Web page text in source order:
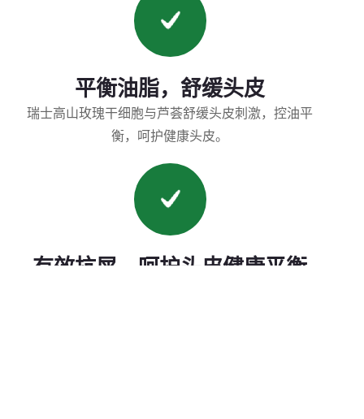
平衡油脂，舒缓头皮
瑞士高山玫瑰干细胞与芦荟舒缓头皮刺激，控油平
衡，呵护健康头皮。
有效抗屑，呵护头皮健康平衡